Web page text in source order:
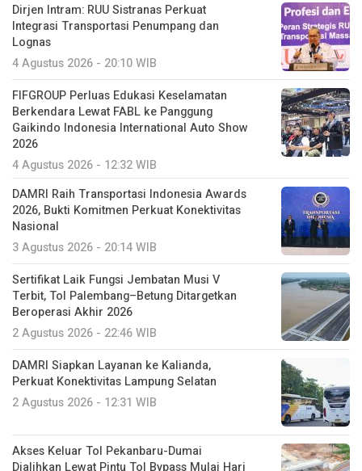
Dirjen Intram: RUU Sistranas Perkuat
Integrasi Transportasi Penumpang dan
Lognas
4 Agustus 2026 - 20:10 WIB
FIFGROUP Perluas Edukasi Keselamatan
Berkendara Lewat FABL ke Panggung
Gaikindo Indonesia International Auto Show
2026
4 Agustus 2026 - 12:32 WIB
DAMRI Raih Transportasi Indonesia Awards
2026, Bukti Komitmen Perkuat Konektivitas
Nasional
3 Agustus 2026 - 20:14 WIB
Sertifikat Laik Fungsi Jembatan Musi V
Terbit, Tol Palembang–Betung Ditargetkan
Beroperasi Akhir 2026
2 Agustus 2026 - 22:46 WIB
DAMRI Siapkan Layanan ke Kalianda,
Perkuat Konektivitas Lampung Selatan
2 Agustus 2026 - 12:31 WIB
Akses Keluar Tol Pekanbaru-Dumai
Dialihkan Lewat Pintu Tol Bypass Mulai Hari